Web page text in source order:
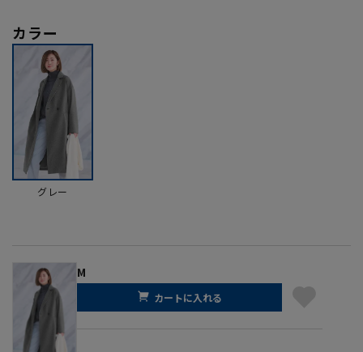
カラー
グレー
M
カートに入れる